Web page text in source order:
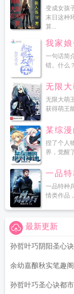
变成女孩
末日这种
算...
我家
一句话简
错。什么
无限大
无限大萌
获得萌王
某综
捏了个人
界，觉醒
一品
一品特种
情类作品
最新更新
孙哲叶巧阴阳圣心
余幼嘉酿秋实笔趣
孙哲叶巧圣心诀都